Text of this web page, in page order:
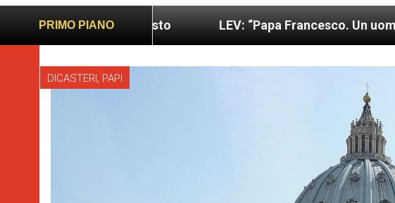
PRIMO PIANO
sano e giusto LEV: “Papa Francesco. Un uomo di
DICASTERI, PAPI